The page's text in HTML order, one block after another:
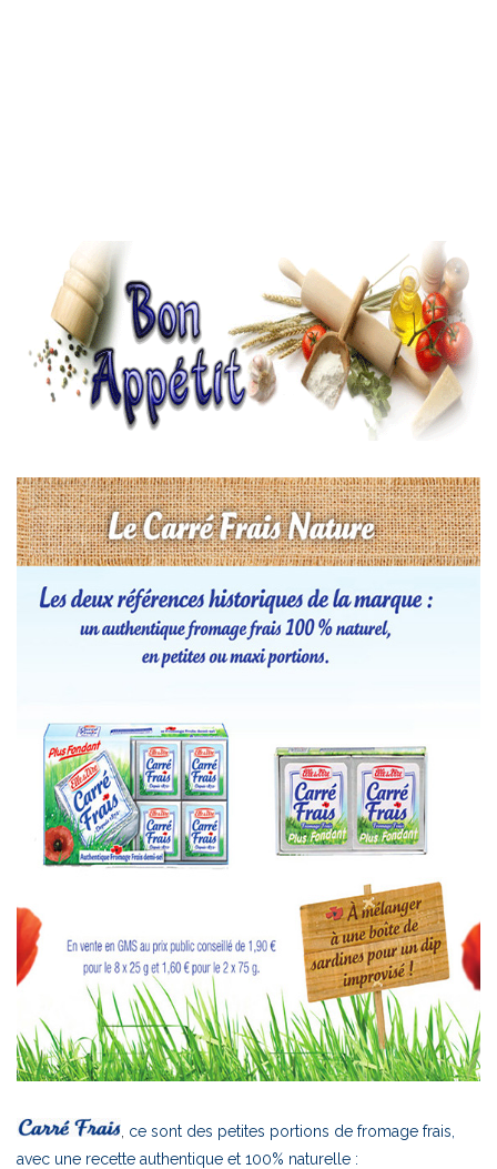
ce sont des petites portions de fromage frais,
avec une recette authentique et 100% naturelle :